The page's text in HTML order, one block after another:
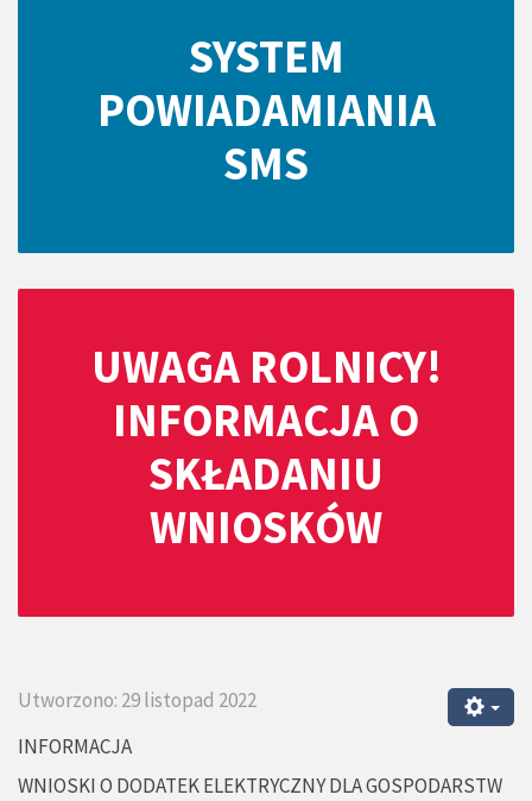
SYSTEM
POWIADAMIANIA
SMS
UWAGA ROLNICY!
INFORMACJA O
SKŁADANIU
WNIOSKÓW
Utworzono: 29 listopad 2022
INFORMACJA
WNIOSKI O DODATEK ELEKTRYCZNY DLA GOSPODARSTW